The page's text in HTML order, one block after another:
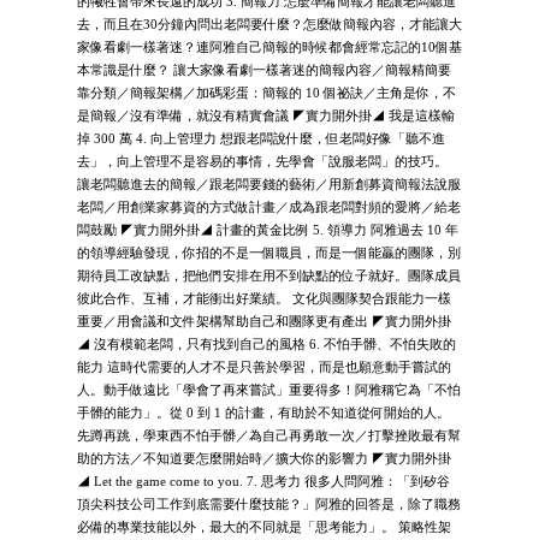
去，而且在30分鐘內問出老闆要什麼？怎麼做簡報內容，才能讓大
家像看劇一樣著迷？連阿雅自己簡報的時候都會經常忘記的10個基
本常識是什麼？ 讓大家像看劇一樣著迷的簡報內容／簡報精簡要
靠分類／簡報架構／加碼彩蛋：簡報的 10 個祕訣／主角是你，不
是簡報／沒有準備，就沒有精實會議 ◤實力開外掛◢ 我是這樣輸
掉 300 萬 4. 向上管理力 想跟老闆說什麼，但老闆好像「聽不進
去」，向上管理不是容易的事情，先學會「說服老闆」的技巧。
讓老闆聽進去的簡報／跟老闆要錢的藝術／用新創募資簡報法說服
老闆／用創業家募資的方式做計畫／成為跟老闆對頻的愛將／給老
闆鼓勵 ◤實力開外掛◢ 計畫的黃金比例 5. 領導力 阿雅過去 10 年
的領導經驗發現，你招的不是一個職員，而是一個能贏的團隊，別
期待員工改缺點，把他們安排在用不到缺點的位子就好。團隊成員
彼此合作、互補，才能衝出好業績。 文化與團隊契合跟能力一樣
重要／用會議和文件架構幫助自己和團隊更有產出 ◤實力開外掛
◢ 沒有模範老闆，只有找到自己的風格 6. 不怕手髒、不怕失敗的
能力 這時代需要的人才不是只善於學習，而是也願意動手嘗試的
人。動手做遠比「學會了再來嘗試」重要得多！阿雅稱它為「不怕
手髒的能力」。從 0 到 1 的計畫，有助於不知道從何開始的人。
先蹲再跳，學東西不怕手髒／為自己再勇敢一次／打擊挫敗最有幫
助的方法／不知道要怎麼開始時／擴大你的影響力 ◤實力開外掛
◢ Let the game come to you. 7. 思考力 很多人問阿雅：「到矽谷
頂尖科技公司工作到底需要什麼技能？」阿雅的回答是，除了職務
必備的專業技能以外，最大的不同就是「思考能力」。 策略性架